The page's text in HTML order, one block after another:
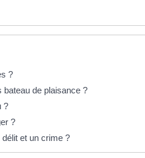
?
bateau de plaisance ?
?
?
et un crime ?